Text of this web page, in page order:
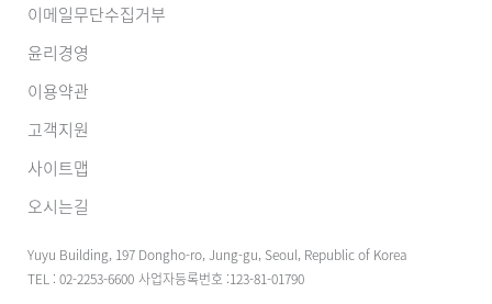
이메일무단수집거부
윤리경영
이용약관
고객지원
사이트맵
오시는길
Yuyu Building, 197 Dongho-ro, Jung-gu, Seoul, Republic of Korea
TEL : 02-2253-6600 사업자등록번호 :123-81-01790